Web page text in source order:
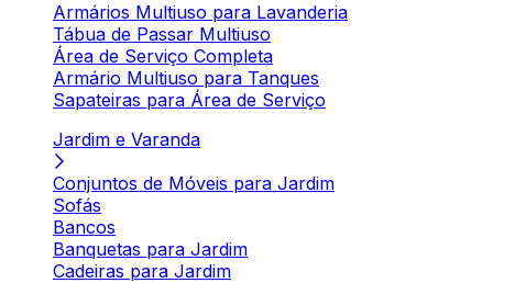
Armários Multiuso para Lavanderia
Tábua de Passar Multiuso
Área de Serviço Completa
Armário Multiuso para Tanques
Sapateiras para Área de Serviço
Jardim e Varanda
Conjuntos de Móveis para Jardim
Sofás
Bancos
Banquetas para Jardim
Cadeiras para Jardim